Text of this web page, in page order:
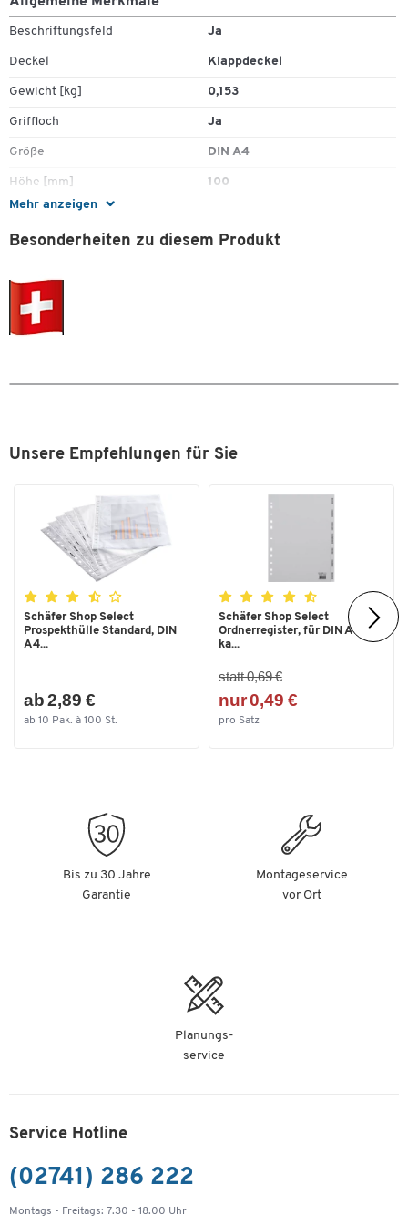
Mehr anzeigen
Beschriftungsfeld Ja
Deckel Klappdeckel
Gewicht [kg] 0,153
Griffloch Ja
Größe DIN A4
Höhe [mm] 100
Material
Tiefe [mm] 323
Farben
Farbe
Breite [mm] 278
Besonderheiten zu diesem Produkt
Unsere Empfehlungen für Sie
Schäfer Shop Select
Prospekthülle Standard, DIN
A4...
ab 2,89 €
ab 10 Pak. à 100 St.
Schäfer Shop Select
Ordnerregister, für DIN A4,
ka...
statt 0,69 €
nur 0,49 €
pro Satz
Zum Zoomen doppeltippen
Bis zu 30 Jahre
Garantie
Montageservice
vor Ort
Planungs-
service
Service Hotline
(02741) 286 222
Montags - Freitags: 7.30 - 18.00 Uhr